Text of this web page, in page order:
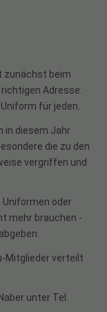
zunächst beim
Adresse.
für jeden.
in diesem Jahr
die zu den
vergriffen und
Uniformen oder
mehr brauchen -
Mitglieder verteilt
unter Tel.